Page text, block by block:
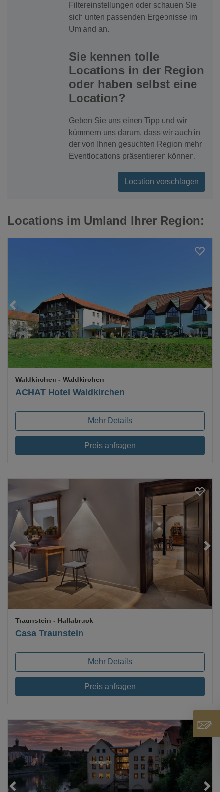
Filtereinstellungen oder schauen Sie
sich unten passenden Ergebnisse im
Umland an.
Sie kennen tolle
Locations in der Region
oder haben selbst eine
Location?
Geben Sie uns einen Tipp und wir
kümmern uns darum, dass wir auch in
der von Ihnen gesuchten Region mehr
Eventlocations präsentieren können.
Location vorschlagen
Locations im Umland Ihrer Region:
ACHAT Hotel Waldkirchen
Waldkirchen - Waldkirchen
Mehr Details
Preis anfragen
Casa Traunstein
Traunstein - Hallabruck
Mehr Details
Preis anfragen
Loading...